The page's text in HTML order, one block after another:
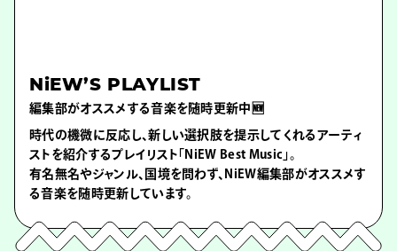
NiEW’S PLAYLIST
編集部がオススメする音楽を随時更新中🆕
時代の機微に反応し、新しい選択肢を提示してくれるアーティ
ストを紹介するプレイリスト「NiEW Best Music」。
有名無名やジャンル、国境を問わず、NiEW編集部がオススメす
る音楽を随時更新しています。